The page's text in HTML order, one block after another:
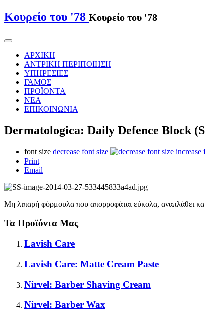
Κουρείο του '78 Κουρείο του '78
ΑΡΧΙΚΗ
ΑΝΤΡΙΚΗ ΠΕΡΙΠΟΙΗΣΗ
ΥΠΗΡΕΣΙΕΣ
ΓΑΜΟΣ
ΠΡΟΪΟΝΤΑ
ΝΕΑ
ΕΠΙΚΟΙΝΩΝΙΑ
Dermatologica: Daily Defence Block
font size decrease font size
increase
Print
Email
Μη λιπαρή φόρμουλα που απορροφάται εύκολα, αναπλάθει
Τα Προϊόντα Μας
Lavish Care
Lavish Care: Matte Cream Paste
Nirvel: Barber Shaving Cream
Nirvel: Barber Wax